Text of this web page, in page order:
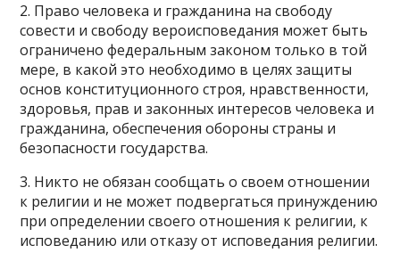
2. Право человека и гражданина на свободу
совести и свободу вероисповедания может быть
ограничено федеральным законом только в той
мере, в какой это необходимо в целях защиты
основ конституционного строя, нравственности,
здоровья, прав и законных интересов человека и
гражданина, обеспечения обороны страны и
безопасности государства.
3. Никто не обязан сообщать о своем отношении
к религии и не может подвергаться принуждению
при определении своего отношения к религии, к
исповеданию или отказу от исповедания религии.